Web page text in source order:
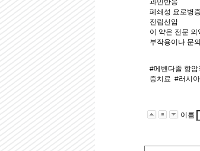
과민반응
폐쇄성 요로병증
전립선암
이 약은 전문
부작용이나 문
#메벤다졸 항암
증치료 #러시
이름